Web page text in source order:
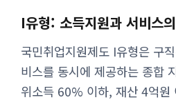
I유형: 소득지원과 서비스
국민취업지원제도 I유형은 구
비스를 동시에 제공하는 종합
위소득 60% 이하, 재산 4억원